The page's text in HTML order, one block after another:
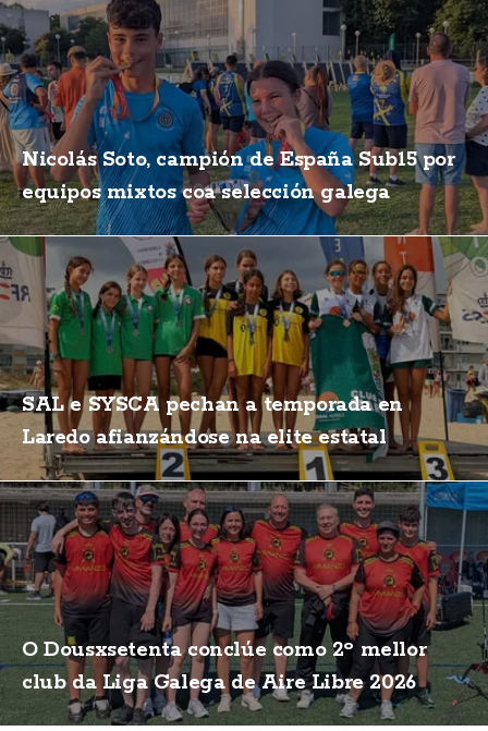
Nicolás Soto, campión de España Sub15 por
equipos mixtos coa selección galega
SAL e SYSCA pechan a temporada en
Laredo afianzándose na elite estatal
O Dousxsetenta conclúe como 2º mellor
club da Liga Galega de Aire Libre 2026